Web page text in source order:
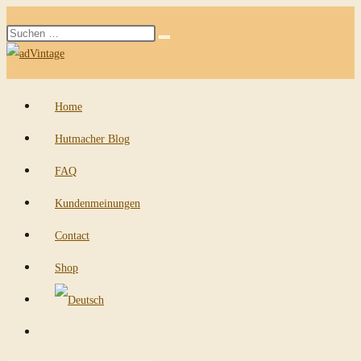
Inhalt
springen
Diese
Website
Suche
Home
Hutmacher Blog
FAQ
Kundenmeinungen
Contact
Shop